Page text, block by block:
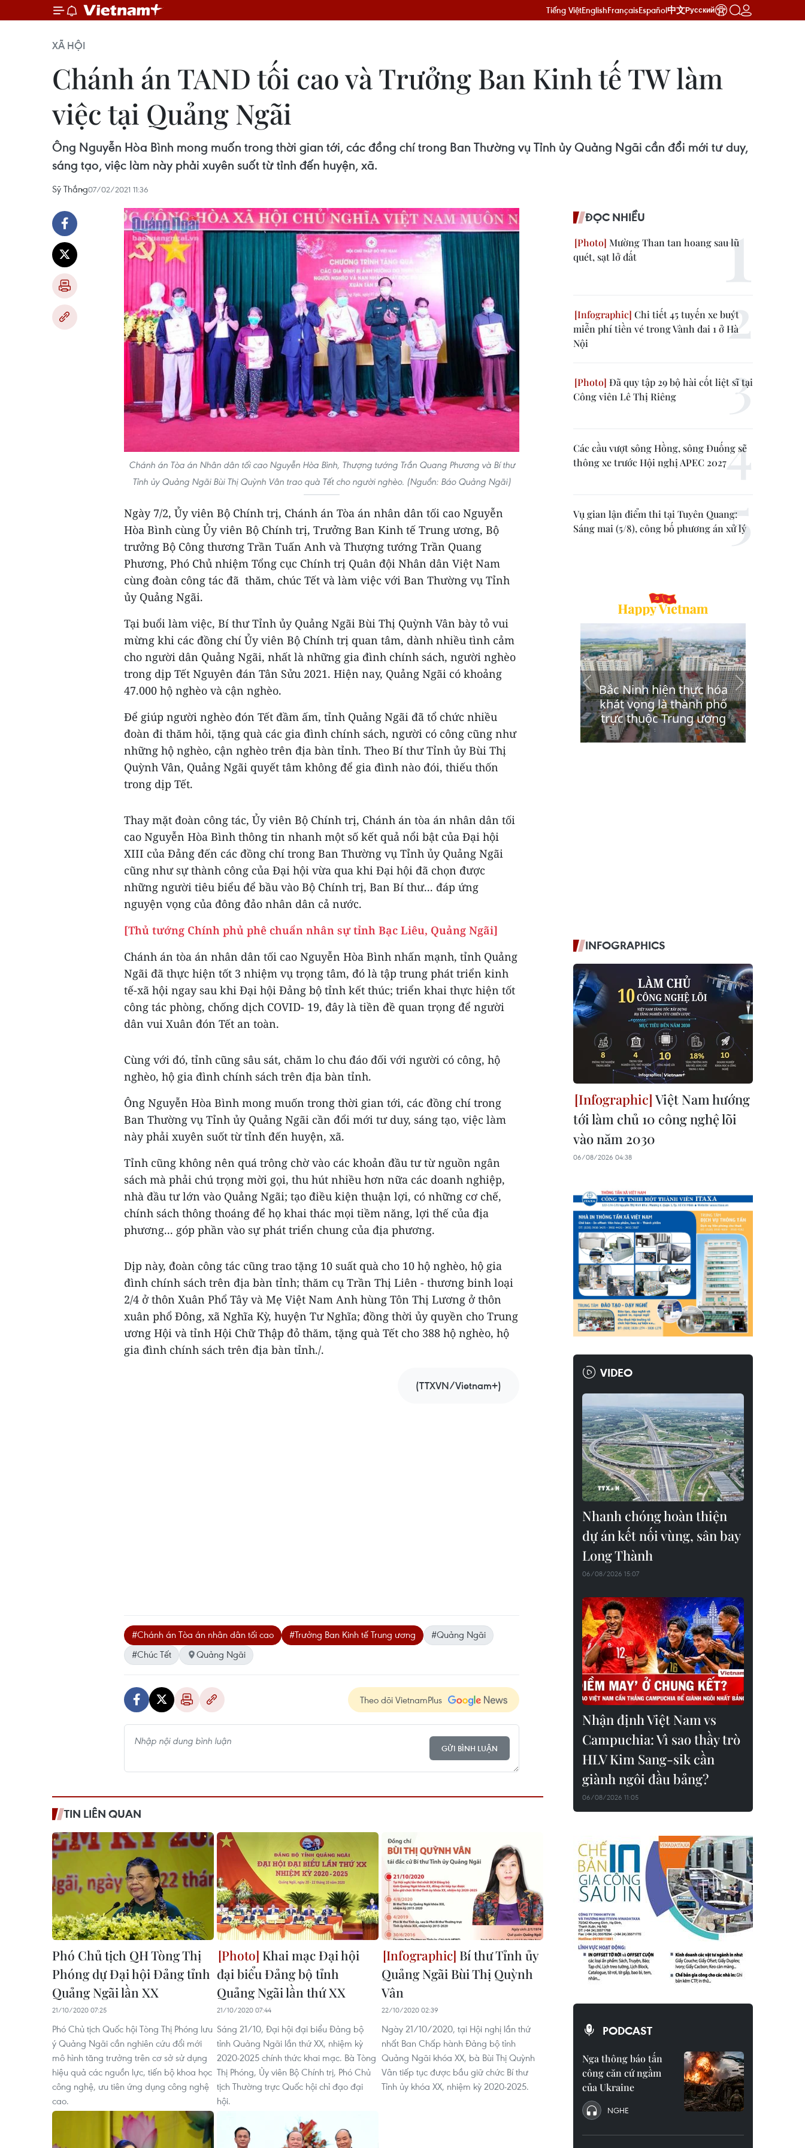
Tiếng ViệtEnglishFrançaisEspañol中文Русский
XÃ HỘI
Chánh án TAND tối cao và Trưởng Ban Kinh tế TW làm
việc tại Quảng Ngãi
Ông Nguyễn Hòa Bình mong muốn trong thời gian tới, các đồng chí trong Ban Thường vụ Tỉnh ủy Quảng Ngãi cần đổi mới tư duy,
sáng tạo, việc làm này phải xuyên suốt từ tỉnh đến huyện, xã.
Sỹ Thắng07/02/2021 11:36
Chánh án Tòa án Nhân dân tối cao Nguyễn Hòa Bình, Thượng tướng Trần Quang Phương và Bí thư
Tỉnh ủy Quảng Ngãi Bùi Thị Quỳnh Vân trao quà Tết cho người nghèo. (Nguồn: Báo Quảng Ngãi)
Ngày 7/2, Ủy viên Bộ Chính trị, Chánh án Tòa án nhân dân tối cao Nguyễn
Hòa Bình cùng Ủy viên Bộ Chính trị, Trưởng Ban Kinh tế Trung ương, Bộ
trưởng Bộ Công thương Trần Tuấn Anh và Thượng tướng Trần Quang
Phương, Phó Chủ nhiệm Tổng cục Chính trị Quân đội Nhân dân Việt Nam
cùng đoàn công tác đã thăm, chúc Tết và làm việc với Ban Thường vụ Tỉnh
ủy Quảng Ngãi.
Tại buổi làm việc, Bí thư Tỉnh ủy Quảng Ngãi Bùi Thị Quỳnh Vân bày tỏ vui
mừng khi các đồng chí Ủy viên Bộ Chính trị quan tâm, dành nhiều tình cảm
cho người dân Quảng Ngãi, nhất là những gia đình chính sách, người nghèo
trong dịp Tết Nguyên đán Tân Sửu 2021. Hiện nay, Quảng Ngãi có khoảng
47.000 hộ nghèo và cận nghèo.
Để giúp người nghèo đón Tết đầm ấm, tỉnh Quảng Ngãi đã tổ chức nhiều
đoàn đi thăm hỏi, tặng quà các gia đình chính sách, người có công cũng như
những hộ nghèo, cận nghèo trên địa bàn tỉnh. Theo Bí thư Tỉnh ủy Bùi Thị
Quỳnh Vân, Quảng Ngãi quyết tâm không để gia đình nào đói, thiếu thốn
trong dịp Tết.
Thay mặt đoàn công tác, Ủy viên Bộ Chính trị, Chánh án tòa án nhân dân tối
cao Nguyễn Hòa Bình thông tin nhanh một số kết quả nổi bật của Đại hội
XIII của Đảng đến các đồng chí trong Ban Thường vụ Tỉnh ủy Quảng Ngãi
cũng như sự thành công của Đại hội vừa qua khi Đại hội đã chọn được
những người tiêu biểu để bầu vào Bộ Chính trị, Ban Bí thư... đáp ứng
nguyện vọng của đông đảo nhân dân cả nước.
[Thủ tướng Chính phủ phê chuẩn nhân sự tỉnh Bạc Liêu, Quảng Ngãi]
Chánh án tòa án nhân dân tối cao Nguyễn Hòa Bình nhấn mạnh, tỉnh Quảng
Ngãi đã thực hiện tốt 3 nhiệm vụ trọng tâm, đó là tập trung phát triển kinh
tế-xã hội ngay sau khi Đại hội Đảng bộ tỉnh kết thúc; triển khai thực hiện tốt
công tác phòng, chống dịch COVID- 19, đây là tiền đề quan trọng để người
dân vui Xuân đón Tết an toàn.
Cùng với đó, tỉnh cũng sâu sát, chăm lo chu đáo đối với người có công, hộ
nghèo, hộ gia đình chính sách trên địa bàn tỉnh.
Ông Nguyễn Hòa Bình mong muốn trong thời gian tới, các đồng chí trong
Ban Thường vụ Tỉnh ủy Quảng Ngãi cần đổi mới tư duy, sáng tạo, việc làm
này phải xuyên suốt từ tỉnh đến huyện, xã.
Tỉnh cũng không nên quá trông chờ vào các khoản đầu tư từ nguồn ngân
sách mà phải chú trọng mời gọi, thu hút nhiều hơn nữa các doanh nghiệp,
nhà đầu tư lớn vào Quảng Ngãi; tạo điều kiện thuận lợi, có những cơ chế,
chính sách thông thoáng để họ khai thác mọi tiềm năng, lợi thế của địa
phương... góp phần vào sự phát triển chung của địa phương.
Dịp này, đoàn công tác cũng trao tặng 10 suất quà cho 10 hộ nghèo, hộ gia
đình chính sách trên địa bàn tỉnh; thăm cụ Trần Thị Liên - thương binh loại
2/4 ở thôn Xuân Phổ Tây và Mẹ Việt Nam Anh hùng Tôn Thị Lương ở thôn
xuân phổ Đông, xã Nghĩa Kỳ, huyện Tư Nghĩa; đồng thời ủy quyền cho Trung
ương Hội và tỉnh Hội Chữ Thập đỏ thăm, tặng quà Tết cho 388 hộ nghèo, hộ
gia đình chính sách trên địa bàn tỉnh./.
(TTXVN/Vietnam+)
#Chánh án Tòa án nhân dân tối cao #Trưởng Ban Kinh tế Trung ương
#Quảng Ngãi
#Chúc Tết
Quảng Ngãi
Theo dõi VietnamPlus
GỬI BÌNH LUẬN
TIN LIÊN QUAN
Phó Chủ tịch QH Tòng Thị
Phóng dự Đại hội Đảng tỉnh
Quảng Ngãi lần XX
21/10/2020 07:25
Phó Chủ tịch Quốc hội Tòng Thị Phóng lưu
ý Quảng Ngãi cần nghiên cứu đổi mới
mô hình tăng trưởng trên cơ sở sử dụng
hiệu quả các nguồn lực, tiến bộ khoa học
công nghệ, ưu tiên ứng dụng công nghệ
cao.
Khai mạc Đại hội
đại biểu Đảng bộ tỉnh
Quảng Ngãi lần thứ XX
21/10/2020 07:44
Sáng 21/10, Đại hội đại biểu Đảng bộ
tỉnh Quảng Ngãi lần thứ XX, nhiệm kỳ
2020-2025 chính thức khai mạc. Bà Tòng
Thị Phóng, Ủy viên Bộ Chính trị, Phó Chủ
tịch Thường trực Quốc hội chỉ đạo đại
hội.
Bí thư Tỉnh ủy
Quảng Ngãi Bùi Thị Quỳnh
Vân
22/10/2020 02:39
Ngày 21/10/2020, tại Hội nghị lần thứ
nhất Ban Chấp hành Đảng bộ tỉnh
Quảng Ngãi khóa XX, bà Bùi Thị Quỳnh
Vân tiếp tục được bầu giữ chức Bí thư
Tỉnh ủy khóa XX, nhiệm kỳ 2020-2025.
ĐỌC NHIỀU
Mường Than tan hoang sau lũ
quét, sạt lở đất
Chi tiết 45 tuyến xe buýt
miễn phí tiền vé trong Vành đai 1 ở Hà
Nội
Đã quy tập 29 bộ hài cốt liệt sĩ tại
Công viên Lê Thị Riêng
Các cầu vượt sông Hồng, sông Đuống sẽ
thông xe trước Hội nghị APEC 2027
Vụ gian lận điểm thi tại Tuyên Quang:
Sáng mai (5/8), công bố phương án xử lý
INFOGRAPHICS
Việt Nam hướng
tới làm chủ 10 công nghệ lõi
vào năm 2030
06/08/2026 04:38
VIDEO
Nhanh chóng hoàn thiện
dự án kết nối vùng, sân bay
Long Thành
06/08/2026 15:07
Nhận định Việt Nam vs
Campuchia: Vì sao thầy trò
HLV Kim Sang-sik cần
giành ngôi đầu bảng?
06/08/2026 11:05
PODCAST
Nga thông báo tấn
công căn cứ ngầm
của Ukraine
NGHE